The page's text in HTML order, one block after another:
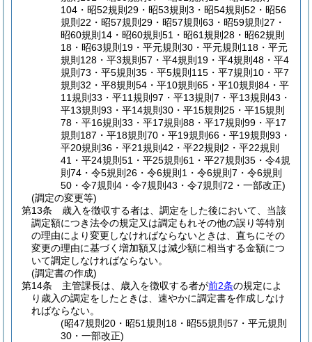
104・昭52規則29・昭53規則3・昭54規則52・昭56
規則22・昭57規則29・昭57規則63・昭59規則27・
昭60規則14・昭60規則51・昭61規則28・昭62規則
18・昭63規則19・平元規則30・平元規則118・平元
規則128・平3規則57・平4規則19・平4規則48・平4
規則73・平5規則35・平5規則115・平7規則10・平7
規則32・平8規則54・平10規則65・平10規則84・平
11規則33・平11規則97・平13規則7・平13規則43・
平13規則93・平14規則30・平15規則25・平15規則
78・平16規則33・平17規則88・平17規則99・平17
規則187・平18規則70・平19規則66・平19規則93・
平20規則36・平21規則42・平22規則2・平22規則
41・平24規則51・平25規則61・平27規則35・令4規
則74・令5規則26・令6規則1・令6規則7・令6規則
50・令7規則4・令7規則43・令7規則72・一部改正)
(調定の変更等)
第13条
歳入を徴収する者は、調定をした後において、当該
調定額につき法令の規定又は調定もれその他の誤り等特別
の理由により変更しなければならないときは、直ちにその
変更の理由に基づく増加額又は減少額に相当する金額につ
いて調定しなければならない。
(調定書の作成)
第14条
主管課長は、歳入を徴収する者が前2条の規定によ
り歳入の調定をしたときは、速やかに調定書を作成しなけ
ればならない。
(昭47規則20・昭51規則18・昭55規則57・平元規則
30・一部改正)